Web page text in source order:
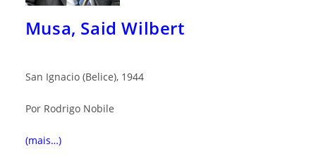
Musa, Said Wilbert
San Ignacio (Belice), 1944
Por Rodrigo Nobile
(mais…)